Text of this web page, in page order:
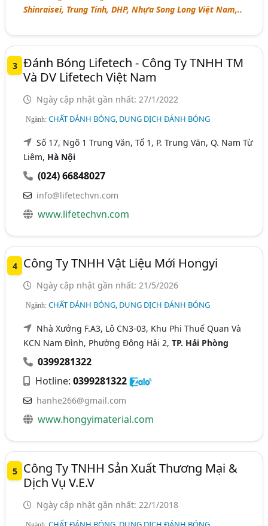
Shinraisei, Trung Tinh, DHP, Nhựa Song Long Việt Nam,..
3 Đánh Bóng Lifetech - Công Ty TNHH TM
Và DV Lifetech Việt Nam
Ngày cập nhật gần nhất: 27/1/2022
Ngành:CHẤT ĐÁNH BÓNG, DUNG DỊCH ĐÁNH BÓNG
Số 17, Ngõ 1 Trung Văn, Tổ 1, P. Trung Văn, Q. Nam Từ
Liêm, Hà Nội
(024) 66848027
info@lifetechvn.com
www.lifetechvn.com
4 Công Ty TNHH Vật Liệu Mới Hongyi
Ngày cập nhật gần nhất: 21/5/2026
Ngành:CHẤT ĐÁNH BÓNG, DUNG DỊCH ĐÁNH BÓNG
Nhà Xưởng F.A3, Lô CN3-03, Khu Phi Thuế Quan Và
KCN Nam Đình, Phường Đông Hải 2,TP. Hải Phòng
0399281322
Hotline:0399281322
hanhe266@gmail.com
www.hongyimaterial.com
5
Công Ty TNHH Sản Xuất Thương Mại &
Dịch Vụ V.E.V
Ngày cập nhật gần nhất: 22/1/2018